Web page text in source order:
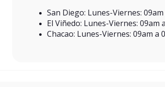
San Diego: Lunes-Viernes:
El Viñedo: Lunes-Viernes: 09am
Chacao: Lunes-Viernes: 09am a